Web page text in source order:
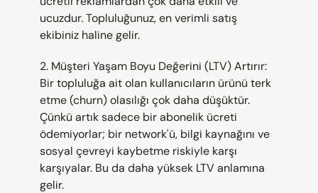
ucuzdur. Topluluğunuz, en verimli satış
ekibiniz haline gelir.
2. Müşteri Yaşam Boyu Değerini (LTV) Artırır:
Bir topluluğa ait olan kullanıcıların ürünü terk
etme (churn) olasılığı çok daha düşüktür.
Çünkü artık sadece bir abonelik ücreti
ödemiyorlar; bir network'ü, bilgi kaynağını ve
sosyal çevreyi kaybetme riskiyle karşı
karşıyalar. Bu da daha yüksek LTV anlamına
gelir.